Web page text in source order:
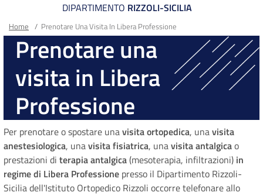
DIPARTIMENTO RIZZOLI-SICILIA
Main container
Briciole
di
pane
Home / Prenotare Una Visita In Libera Professione
Prenotare una
visita in Libera
Professione
Per prenotare o spostare unavisita ortopedica, unavisita
anestesiologica, unavisita fisiatrica, unavisita antalgicao
prestazioni di terapia antalgica(mesoterapia, infiltrazioni) in
regime di Libera Professione presso il Dipartimento Rizzoli-
Sicilia dell'Istituto Ortopedico Rizzoli occorre telefonare allo